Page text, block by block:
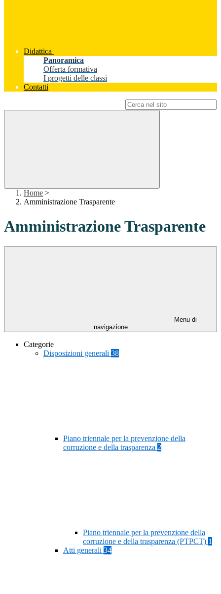
Didattica
Panoramica
Offerta formativa
I progetti delle classi
Contatti
Home >
Amministrazione Trasparente
Amministrazione Trasparente
Menu di
navigazione
Categorie
Disposizioni generali 38
Piano triennale per la prevenzione della
corruzione e della trasparenza 2
Piano triennale per la prevenzione della
corruzione e della trasparenza (PTPCT) 1
Atti generali 34